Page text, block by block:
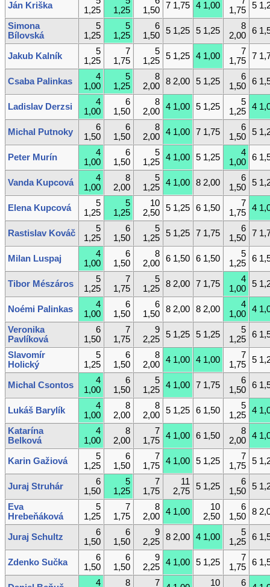
Ján Kriška
1,25
1,25
1,50
7 1,75 4 1,00
1,75
5
Simona
Bílovská
5
1,25
5
1,25
6
1,50
5 1,25 5 1,25
8
2,00
6
Jakub Kalník
5
1,25
7
1,75
5
1,25
5 1,25 4 1,00
7
1,75
7
Csaba Palinkas
4
1,00
5
1,25
8
2,00
8 2,00 5 1,25
6
1,50
6
Ladislav Derzsi
4
1,00
6
1,50
8
2,00
4 1,00 5 1,25
5
1,25
4
Michal Putnoky
6
1,50
6
1,50
8
2,00
4 1,00 7 1,75
6
1,50
5
Peter Murín
4
1,00
6
1,50
5
1,25
4 1,00 5 1,25
4
1,00
6
Vanda Kupcová
4
1,00
8
2,00
5
1,25
4 1,00 8 2,00
6
1,50
5
Elena Kupcová
5
1,25
5
1,25
10
2,50
5 1,25 6 1,50
7
1,75
4
Rastislav Kováč
5
1,25
6
1,50
5
1,25
5 1,25 7 1,75
6
1,50
7
Milan Luspaj
4
1,00
6
1,50
8
2,00
6 1,50 6 1,50
5
1,25
6
Tibor Mészáros
5
1,25
7
1,75
5
1,25
8 2,00 7 1,75
4
1,00
5
Noémi Palinkas
4
1,00
6
1,50
6
1,50
8 2,00 8 2,00
4
1,00
4
Veronika
Pavlíková
6
1,50
7
1,75
9
2,25
5 1,25 5 1,25
5
1,25
6
Slavomír
Holický
5
1,25
6
1,50
8
2,00
4 1,00 4 1,00
7
1,75
5
Michal Csontos
4
1,00
6
1,50
5
1,25
4 1,00 7 1,75
6
1,50
6
Lukáš Barylík
4
1,00
8
2,00
8
2,00
5 1,25 6 1,50
5
1,25
4
Katarína
Belková
4
1,00
8
2,00
7
1,75
4 1,00 6 1,50
8
2,00
4
Karin Gažiová
5
1,25
6
1,50
7
1,75
4 1,00 5 1,25
7
1,75
5
Juraj Struhár
6
1,50
5
1,25
7
1,75
11
2,75
5 1,25
6
1,50
5
Eva
Hrebeňáková
5
1,25
7
1,75
8
2,00
4 1,00
10
2,50
6
1,50
8
Juraj Schultz
6
1,50
6
1,50
9
2,25
8 2,00 4 1,00
5
1,25
6
Zdenko Sučka
6
1,50
6
1,50
9
2,25
4 1,00 5 1,25
7
1,75
6
4 8 7 10 6